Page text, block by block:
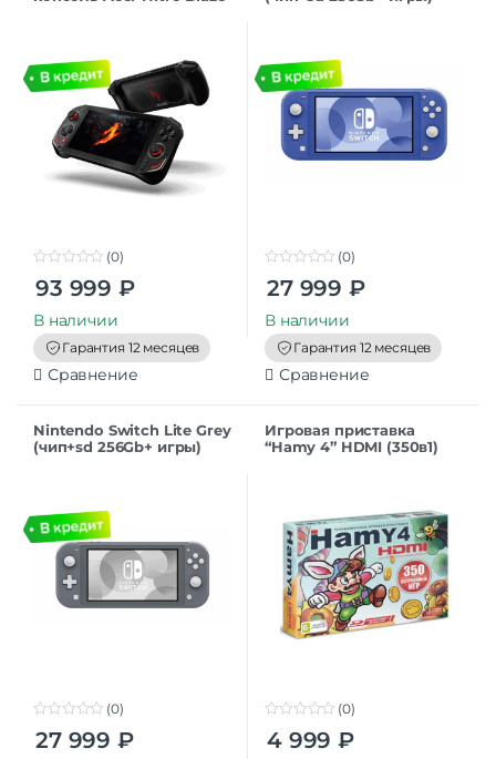
o
t
o
f
5
(0)
93 999 ₽
В наличии
Гарантия 12 месяцев
Сравнение
o
t
o
f
5
(0)
27 999 ₽
В наличии
Гарантия 12 месяцев
Сравнение
Nintendo Switch Lite Grey
(чип+sd 256Gb+ игры)
o
(0)
27 999 ₽
Игровая приставка
“Hamy 4” HDMI (350в1)
o
(0)
4 999 ₽